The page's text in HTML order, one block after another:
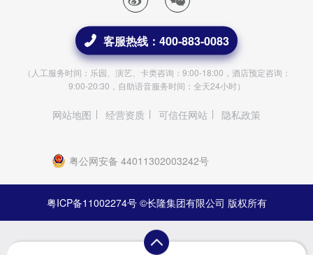
客服热线：400-883-0083
（人工服务时间：乐园、演艺、卡类咨询：9:00-18:00，酒店预定咨询：
9:00-20:30，自助语音服务时间：全天24小时）
网站地图 经营资质 可信任网站 隐私政策
粤公网安备 44011302003242号
粤ICP备11002274号©长隆集团有限公司 版权所有